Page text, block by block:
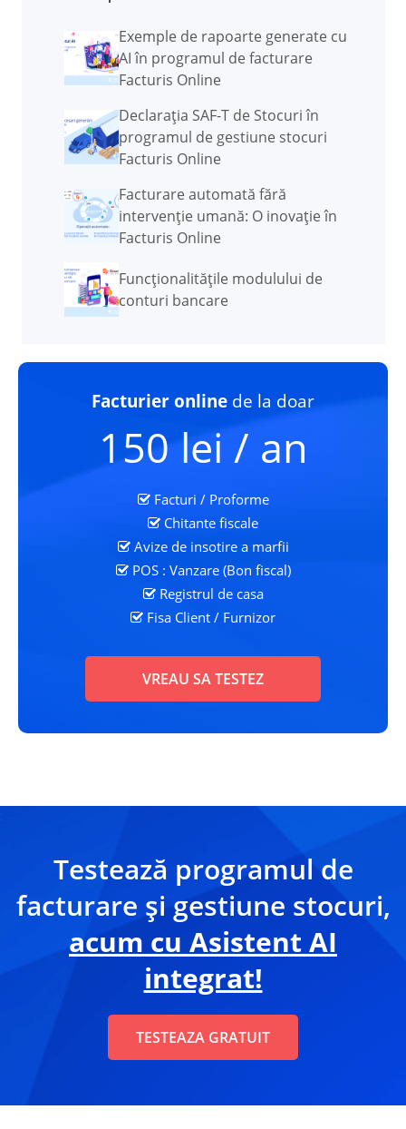
Exemple de rapoarte generate cu
AI în programul de facturare
Facturis Online
Declarația SAF-T de Stocuri în
programul de gestiune stocuri
Facturis Online
Facturare automată fără
intervenție umană: O inovație în
Facturis Online
Funcţionalităţile modulului de
conturi bancare
Facturier online de la doar
150 lei / an
Facturi / Proforme
Chitante fiscale
Avize de insotire a marfii
POS : Vanzare (Bon fiscal)
Registrul de casa
Fisa Client / Furnizor
VREAU SA TESTEZ
Testează programul de
facturare și gestiune stocuri,
acum cu Asistent AI
integrat!
TESTEAZA GRATUIT